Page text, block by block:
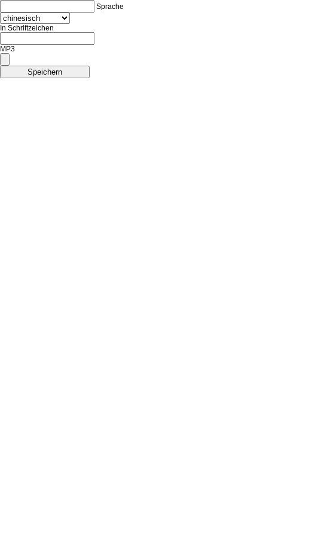
Sprache
In Schriftzeichen
MP3